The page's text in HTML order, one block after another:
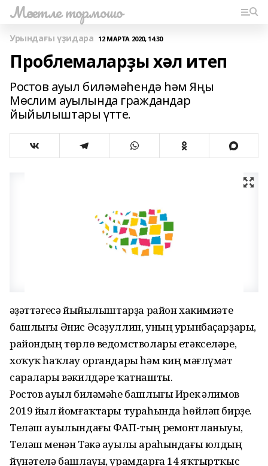
Мәсетле тормошо
Урындағы үҙидара 12 МАРТА 2020, 14:30
Проблемаларҙы хәл итеп
Ростов ауыл биләмәһендә һәм Яңы
Мөслим ауылында граждандар
йыйылыштары үтте.
Ғәҙәттәгесә йыйылыштарҙа район хакимиәте
башлығы Әнис Әсәҙуллин, уның урынбаҫарҙары,
райондың төрлө ведомстволары етәкселәре,
хоҡуҡ һаҡлау органдары һәм киң мәғлүмәт
саралары вәкилдәре ҡатнашты.
Ростов ауыл биләмәһе башлығы Ирек Ғәлимов
2019 йыл йомғаҡтары тураһында һөйләп бирҙе.
Теләш ауылындағы ФАП-тың ремонтланыуы,
Теләш менән Тәкә ауылы араһындағы юлдың
йүнәтелә башлауы, урамдарға 14 яҡтыртҡыс